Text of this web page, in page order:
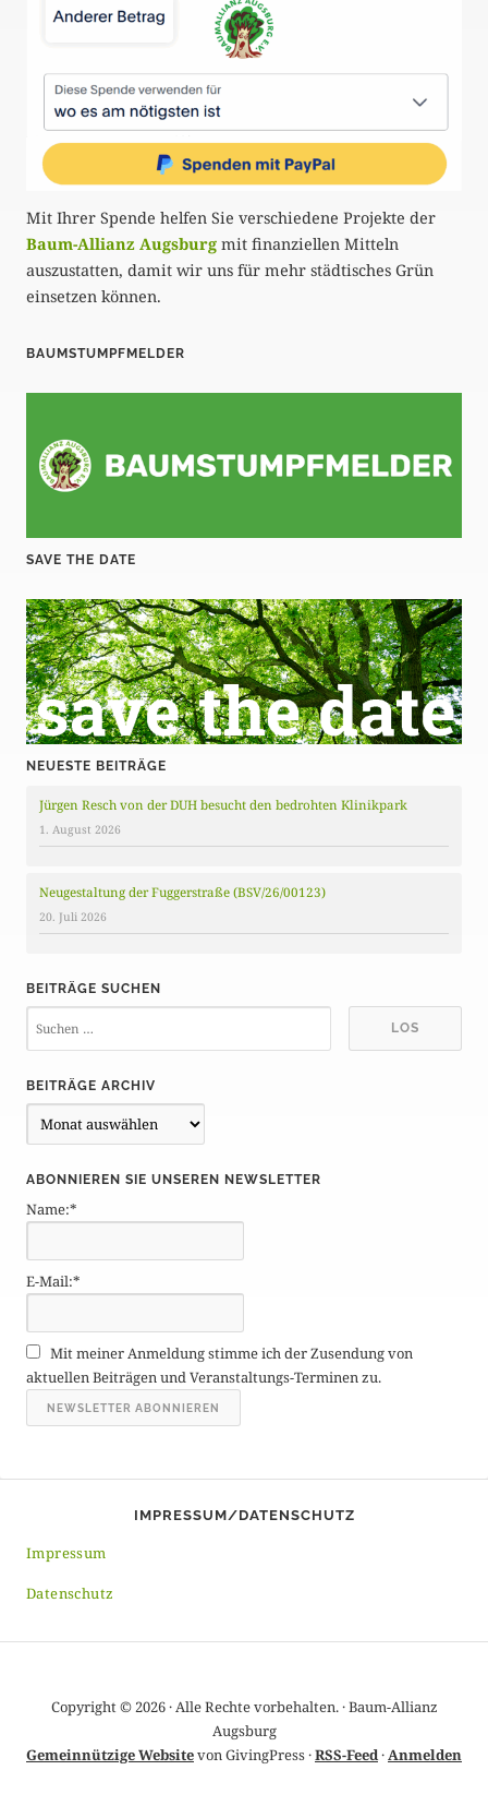
i
e
r
u
n
g
e
t
ä
g
e
Mit Ihrer Spende helfen Sie verschiedene Projekte der
Baum-Allianz Augsburg mit finanziellen Mitteln
auszustatten, damit wir uns für mehr städtisches Grün
einsetzen können.
BAUMSTUMPFMELDER
SAVE THE DATE
NEUESTE BEITRÄGE
Jürgen Resch von der DUH besucht den bedrohten Klinikpark
1. August 2026
Neugestaltung der Fuggerstraße (BSV/26/00123)
20. Juli 2026
BEITRÄGE SUCHEN
BEITRÄGE ARCHIV
e
t
r
g
e
r
c
h
v
ABONNIEREN SIE UNSEREN NEWSLETTER
Name:*
E-Mail:*
Mit meiner Anmeldung stimme ich der Zusendung von
aktuellen Beiträgen und Veranstaltungs-Terminen zu.
IMPRESSUM/DATENSCHUTZ
Impressum
Datenschutz
Copyright © 2026 · Alle Rechte vorbehalten. · Baum-Allianz
Augsburg
Gemeinnützige Websitevon GivingPress ·RSS-Feed· Anmelden